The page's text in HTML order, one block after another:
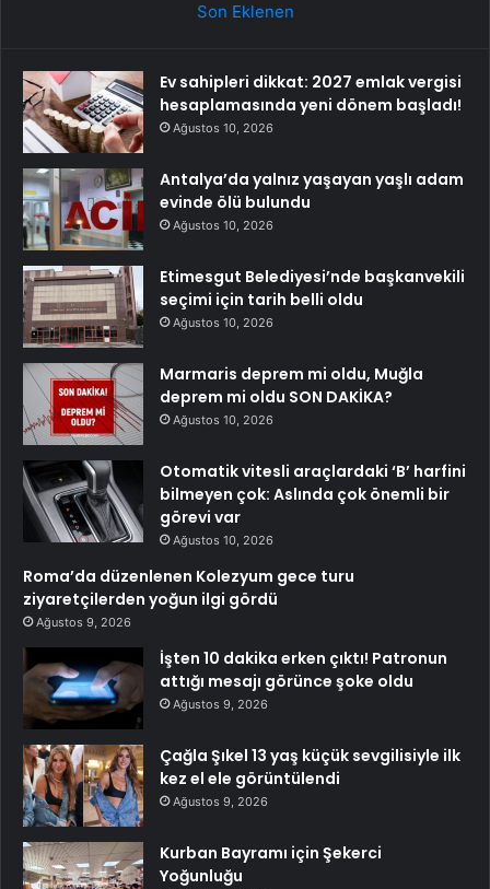
Son Eklenen
Ev sahipleri dikkat: 2027 emlak vergisi
hesaplamasında yeni dönem başladı!
Ağustos 10, 2026
Antalya’da yalnız yaşayan yaşlı adam
evinde ölü bulundu
Ağustos 10, 2026
Etimesgut Belediyesi’nde başkanvekili
seçimi için tarih belli oldu
Ağustos 10, 2026
Marmaris deprem mi oldu, Muğla
deprem mi oldu SON DAKİKA?
Ağustos 10, 2026
Otomatik vitesli araçlardaki ‘B’ harfini
bilmeyen çok: Aslında çok önemli bir
görevi var
Ağustos 10, 2026
Roma’da düzenlenen Kolezyum gece turu
ziyaretçilerden yoğun ilgi gördü
Ağustos 9, 2026
İşten 10 dakika erken çıktı! Patronun
attığı mesajı görünce şoke oldu
Ağustos 9, 2026
Çağla Şıkel 13 yaş küçük sevgilisiyle ilk
kez el ele görüntülendi
Ağustos 9, 2026
Kurban Bayramı için Şekerci
Yoğunluğu